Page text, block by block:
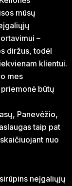
mūsų
–
diržus, todėl
klientui.
mes
būtų
Panevėžio,
taip pat
nuo
neįgaliųjų